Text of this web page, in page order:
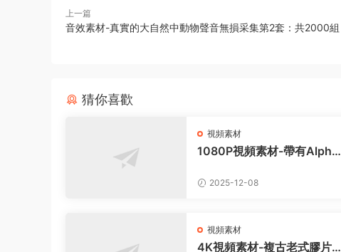
上一篇
音效素材-真實的大自然中動物聲音無損采集第2套：共2000組
猜你喜歡
視頻素材
1080P視頻素材-帶有Alpha
42組2025-12-08
視頻素材
4K視頻素材-複古老式膠片污